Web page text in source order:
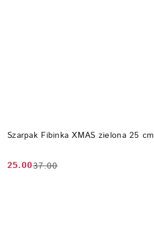
Szarpak Fibinka XMAS zielona 25 cm
Cena
25.00
Cena 37.00